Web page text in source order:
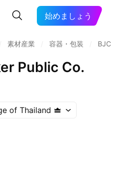
始めましょう
素材産業 容器・包装 BJC
Public Co.
of Thailand